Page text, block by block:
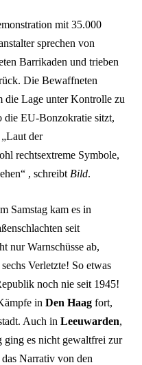
mit 35.000
sprechen von
Barrikaden und trieben
Die Bewaffneten
die Lage unter Kontrolle zu
EU-Bonzokratie sitzt,
der
rechtsextreme Symbole,
, schreibt Bild.
Samstag kam es in
seit
nur Warnschüsse ab,
Verletzte! So etwas
noch nie seit 1945!
in Den Haag fort,
Auch in Leeuwarden,
ging es nicht gewaltfrei zur
Narrativ von den